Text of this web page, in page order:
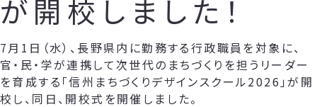
が開校しました！
7月1日（水）、長野県内に勤務する行政職員を対象に、
官・民・学が連携して次世代のまちづくりを担うリーダー
を育成する「信州まちづくりデザインスクール2026」が開
校し、同日、開校式を開催しました。